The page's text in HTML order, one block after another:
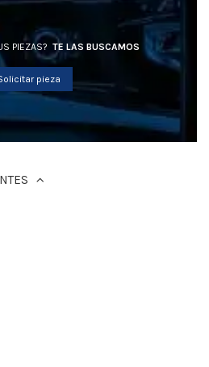
PIEZAS? TE LAS BUSCAMOS
pieza